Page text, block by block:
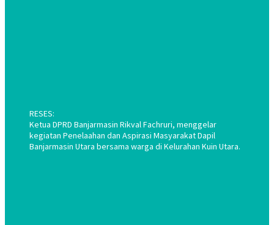
RESES:
Ketua DPRD Banjarmasin Rikval Fachruri, menggelar
kegiatan Penelaahan dan Aspirasi Masyarakat Dapil
Banjarmasin Utara bersama warga di Kelurahan Kuin Utara.